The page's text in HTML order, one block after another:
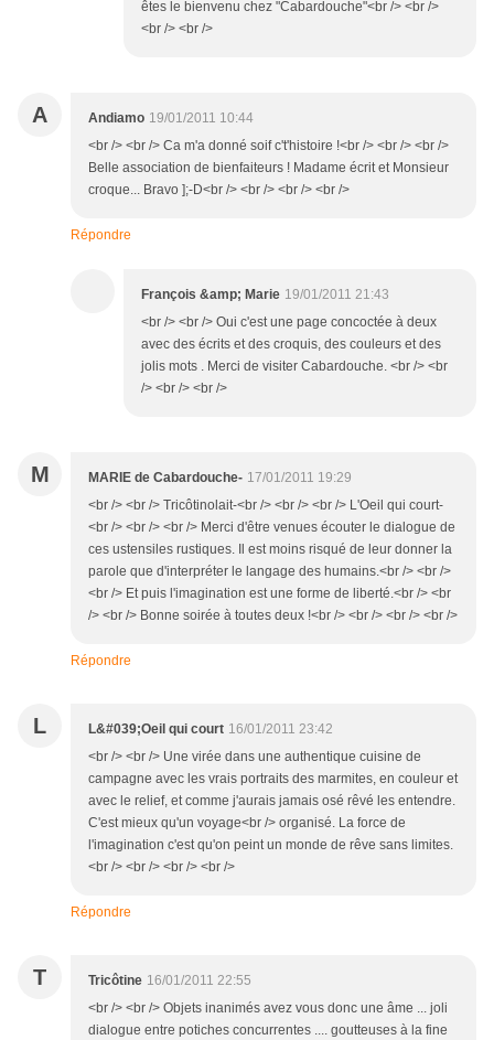
êtes le bienvenu chez "Cabardouche"<br /> <br />
<br /> <br />
A Andiamo 19/01/2011 10:44
<br /> <br /> Ca m'a donné soif c't'histoire !<br /> <br /> <br />
Belle association de bienfaiteurs ! Madame écrit et Monsieur
croque... Bravo ];-D<br /> <br /> <br /> <br />
Répondre
François &amp; Marie 19/01/2011 21:43
<br /> <br /> Oui c'est une page concoctée à deux
avec des écrits et des croquis, des couleurs et des
jolis mots . Merci de visiter Cabardouche. <br /> <br
/> <br /> <br />
M MARIE de Cabardouche- 17/01/2011 19:29
<br /> <br /> Tricôtinolait-<br /> <br /> <br /> L'Oeil qui court-
<br /> <br /> <br /> Merci d'être venues écouter le dialogue de
ces ustensiles rustiques. Il est moins risqué de leur donner la
parole que d'interpréter le langage des humains.<br /> <br />
<br /> Et puis l'imagination est une forme de liberté.<br /> <br
/> <br /> Bonne soirée à toutes deux !<br /> <br /> <br /> <br />
Répondre
L L&#039;Oeil qui court 16/01/2011 23:42
<br /> <br /> Une virée dans une authentique cuisine de
campagne avec les vrais portraits des marmites, en couleur et
avec le relief, et comme j'aurais jamais osé rêvé les entendre.
C'est mieux qu'un voyage<br /> organisé. La force de
l'imagination c'est qu'on peint un monde de rêve sans limites.
<br /> <br /> <br /> <br />
Répondre
T Tricôtine 16/01/2011 22:55
<br /> <br /> Objets inanimés avez vous donc une âme ... joli
dialogue entre potiches concurrentes .... goutteuses à la fine